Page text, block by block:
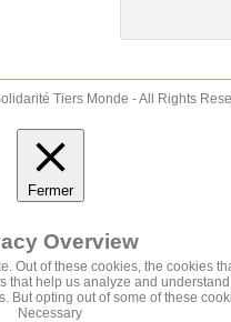
Tiers Monde - All Rights
Fermer
Overview
of these cookies, the cookies
help us analyze and
opting out of some of these
Necessary